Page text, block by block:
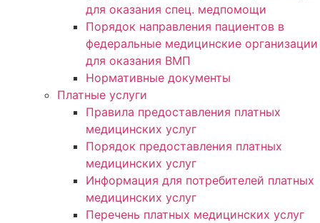
для оказания спец. медпомощи
Порядок направления пациентов в
федеральные медицинские организации
для оказания ВМП
Нормативные документы
Платные услуги
Правила предоставления платных
медицинских услуг
Порядок предоставления платных
медицинских услуг
Информация для потребителей платных
медицинских услуг
Перечень платных медицинских услуг